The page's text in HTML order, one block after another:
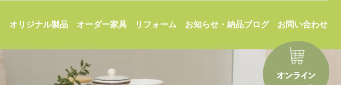
オリジナル製品 オーダー家具 リフォーム お知らせ・納品ブログ お問い合わせ